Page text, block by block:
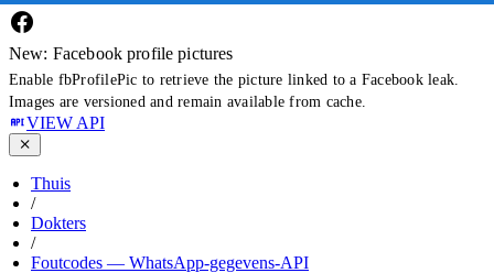
New: Facebook profile pictures
Enable fbProfilePic to retrieve the picture linked to a Facebook leak.
Images are versioned and remain available from cache.
VIEW API
Thuis
/
Dokters
/
Foutcodes — WhatsApp-gegevens-API